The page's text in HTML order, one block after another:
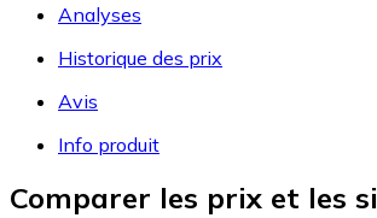
Analyses
Historique des prix
Avis
Info produit
Comparer les prix et les